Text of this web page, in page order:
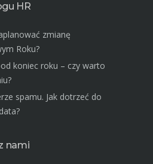
HR
zmianę
Roku?
koniec roku – czy warto
spamu. Jak dotrzeć do
nami